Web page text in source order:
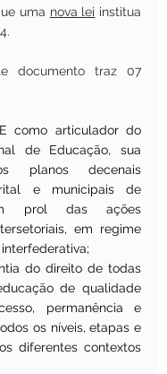
uma nova lei institua
documento traz 07
como articulador do
de Educação, sua
planos decenais
e municipais de
prol das ações
em regime
do direito de todas
de qualidade
permanência e
os níveis, etapas e
diferentes contextos